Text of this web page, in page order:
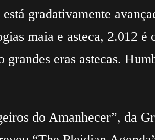
gradativamente
maia e asteca, 2.012
grandes eras astecas.
do Amanhecer”, da